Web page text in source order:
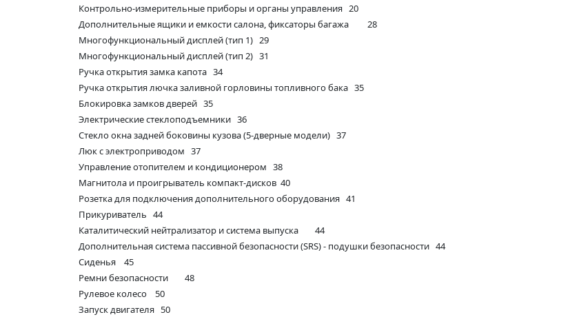
Контрольно-измерительные приборы и органы управления 20
Дополнительные ящики и емкости салона, фиксаторы багажа 28
Многофункциональный дисплей (тип 1) 29
Многофункциональный дисплей (тип 2) 31
Ручка открытия замка капота 34
Ручка открытия лючка заливной горловины топливного бака 35
Блокировка замков дверей 35
Электрические стеклоподъемники 36
Стекло окна задней боковины кузова (5-дверные модели) 37
Люк с электроприводом 37
Управление отопителем и кондиционером 38
Магнитола и проигрыватель компакт-дисков 40
Розетка для подключения дополнительного оборудования 41
Прикуриватель 44
Каталитический нейтрализатор и система выпуска 44
Дополнительная система пассивной безопасности (SRS) - подушки безопасности 44
Сиденья 45
Ремни безопасности 48
Рулевое колесо 50
Запуск двигателя 50